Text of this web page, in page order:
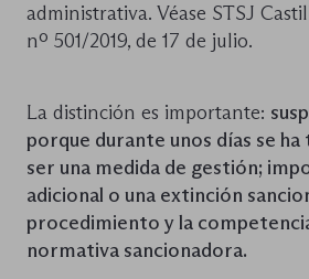
administrativa. Véase STSJ
nº 501/2019, de 17 de julio.
La distinción es importante:
porque durante unos días se ha
ser una medida de gestión;
adicional o una extinción
procedimiento y la
normativa sancionadora.